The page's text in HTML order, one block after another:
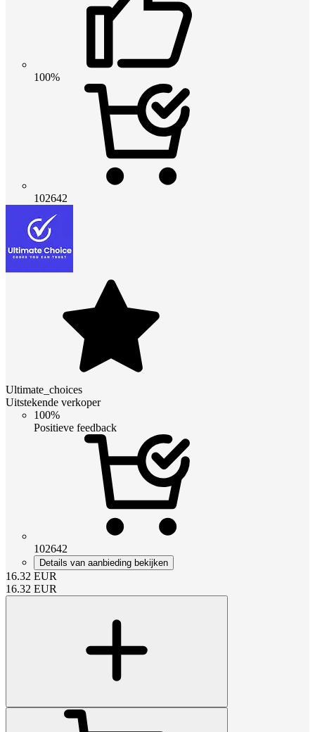
100%
102642
Ultimate_choices
Uitstekende verkoper
100%
Positieve feedback
102642
Details van aanbieding bekijken
16.32 EUR
16.32 EUR